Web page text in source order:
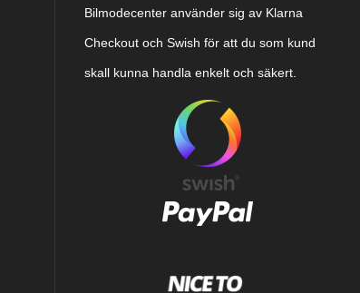
Bilmodecenter använder sig av Klarna
Checkout och Swish för att du som kund
skall kunna handla enkelt och säkert.